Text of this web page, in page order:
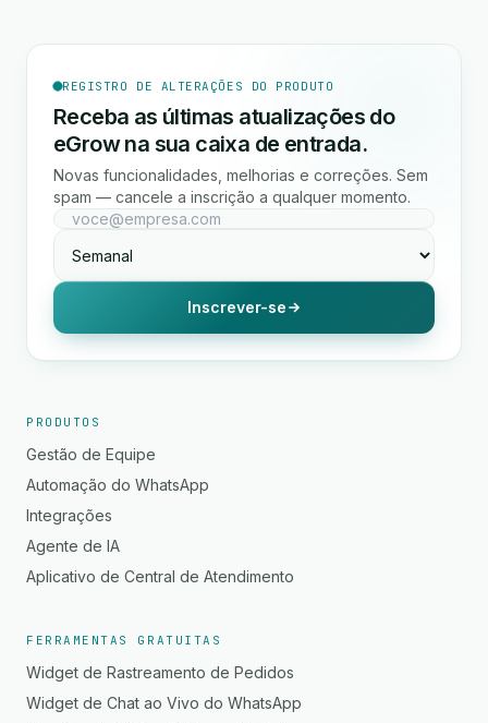
REGISTRO DE ALTERAÇÕES DO PRODUTO
Receba as últimas atualizações do
eGrow na sua caixa de entrada.
Novas funcionalidades, melhorias e correções. Sem
spam — cancele a inscrição a qualquer momento.
Inscrever-se
PRODUTOS
Gestão de Equipe
Automação do WhatsApp
Integrações
Agente de IA
Aplicativo de Central de Atendimento
FERRAMENTAS GRATUITAS
Widget de Rastreamento de Pedidos
Widget de Chat ao Vivo do WhatsApp